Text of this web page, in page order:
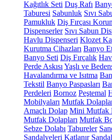
Kağıtlık Seti Duş Rafı
Taburesi Sabunluk Sıvı
Pamukluk Diş Fırçası
Dispenserler Sıvı Sabun
Havlu Dispenseri Klozet
Kurutma Cihazları Banyo
Banyo Seti Diş Fırçalık
Perde Askısı Yaşlı ve
Havalandırma ve Isıtma
Tekstil Banyo Paspasları
Perdeleri Bornoz Peştemal
Mobilyaları Mutfak
Amaçlı Dolap Mini Mutfak
Mutfak Dolapları Mutfak
Sebze Dolabı Tabureler
Sandalyeleri Katlanır